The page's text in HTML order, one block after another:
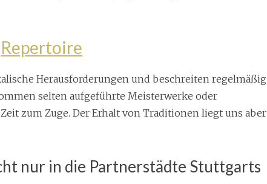
Repertoire
Herausforderungen und beschreiten regelmäßig
selten aufgeführte Meisterwerke oder
zum Zuge. Der Erhalt von Traditionen liegt uns aber
nur in die Partnerstädte Stuttgarts